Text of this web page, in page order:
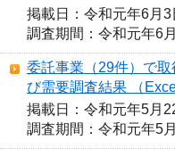
掲載日：令和元年6月3
調査期間：令和元年6
委託事業（29件）で
び需要調査結果 （
掲載日：令和元年5月